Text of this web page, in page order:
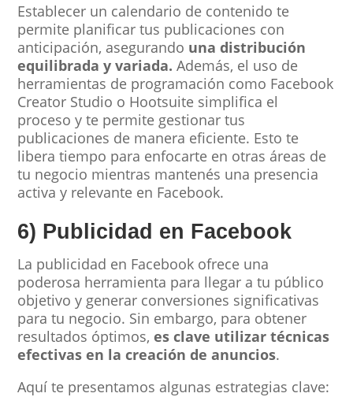
Establecer un calendario de contenido te
permite planificar tus publicaciones con
anticipación, asegurando una distribución
equilibrada y variada. Además, el uso de
herramientas de programación como Facebook
Creator Studio o Hootsuite simplifica el
proceso y te permite gestionar tus
publicaciones de manera eficiente. Esto te
libera tiempo para enfocarte en otras áreas de
tu negocio mientras mantenés una presencia
activa y relevante en Facebook.
6) Publicidad en Facebook
La publicidad en Facebook ofrece una
poderosa herramienta para llegar a tu público
objetivo y generar conversiones significativas
para tu negocio. Sin embargo, para obtener
resultados óptimos,es clave utilizar técnicas
efectivas en la creación de anuncios.
Aquí te presentamos algunas estrategias clave: